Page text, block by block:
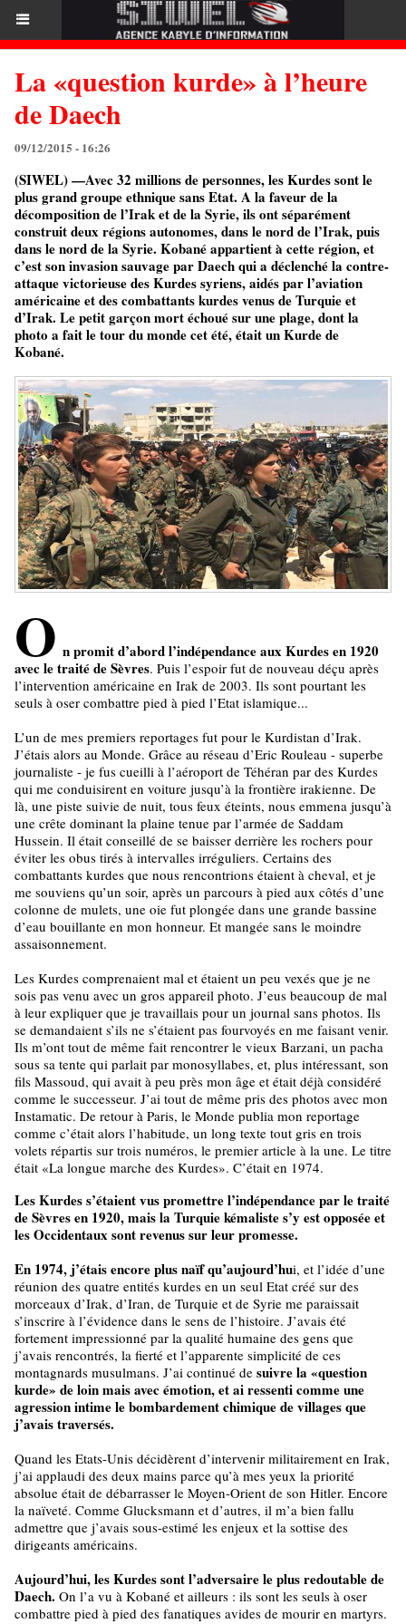
La «question kurde» à l’heure
de Daech
09/12/2015 - 16:26
(SIWEL) —Avec 32 millions de personnes, les Kurdes sont le
plus grand groupe ethnique sans Etat. A la faveur de la
décomposition de l’Irak et de la Syrie, ils ont séparément
construit deux régions autonomes, dans le nord de l’Irak, puis
dans le nord de la Syrie. Kobané appartient à cette région, et
c’est son invasion sauvage par Daech qui a déclenché la contre-
attaque victorieuse des Kurdes syriens, aidés par l’aviation
américaine et des combattants kurdes venus de Turquie et
d’Irak. Le petit garçon mort échoué sur une plage, dont la
photo a fait le tour du monde cet été, était un Kurde de
Kobané.
O n promit d’abord l’indépendance aux Kurdes en 1920
avec le traité de Sèvres. Puis l’espoir fut de nouveau déçu après
l’intervention américaine en Irak de 2003. Ils sont pourtant les
seuls à oser combattre pied à pied l’Etat islamique...
L’un de mes premiers reportages fut pour le Kurdistan d’Irak.
J’étais alors au Monde. Grâce au réseau d’Eric Rouleau - superbe
journaliste - je fus cueilli à l’aéroport de Téhéran par des Kurdes
qui me conduisirent en voiture jusqu’à la frontière irakienne. De
là, une piste suivie de nuit, tous feux éteints, nous emmena jusqu’à
une crête dominant la plaine tenue par l’armée de Saddam
Hussein. Il était conseillé de se baisser derrière les rochers pour
éviter les obus tirés à intervalles irréguliers. Certains des
combattants kurdes que nous rencontrions étaient à cheval, et je
me souviens qu’un soir, après un parcours à pied aux côtés d’une
colonne de mulets, une oie fut plongée dans une grande bassine
d’eau bouillante en mon honneur. Et mangée sans le moindre
assaisonnement.
Les Kurdes comprenaient mal et étaient un peu vexés que je ne
sois pas venu avec un gros appareil photo. J’eus beaucoup de mal
à leur expliquer que je travaillais pour un journal sans photos. Ils
se demandaient s’ils ne s’étaient pas fourvoyés en me faisant venir.
Ils m’ont tout de même fait rencontrer le vieux Barzani, un pacha
sous sa tente qui parlait par monosyllabes, et, plus intéressant, son
fils Massoud, qui avait à peu près mon âge et était déjà considéré
comme le successeur. J’ai tout de même pris des photos avec mon
Instamatic. De retour à Paris, le Monde publia mon reportage
comme c’était alors l’habitude, un long texte tout gris en trois
volets répartis sur trois numéros, le premier article à la une. Le titre
était «La longue marche des Kurdes». C’était en 1974.
Les Kurdes s’étaient vus promettre l’indépendance par le traité
de Sèvres en 1920, mais la Turquie kémaliste s’y est opposée et
les Occidentaux sont revenus sur leur promesse.
En 1974, j’étais encore plus naïf qu’aujourd’hui, et l’idée d’une
réunion des quatre entités kurdes en un seul Etat créé sur des
morceaux d’Irak, d’Iran, de Turquie et de Syrie me paraissait
s’inscrire à l’évidence dans le sens de l’histoire. J’avais été
fortement impressionné par la qualité humaine des gens que
j’avais rencontrés, la fierté et l’apparente simplicité de ces
montagnards musulmans. J’ai continué de suivre la «question
kurde» de loin mais avec émotion, et ai ressenti comme une
agression intime le bombardement chimique de villages que
j’avais traversés.
Quand les Etats-Unis décidèrent d’intervenir militairement en Irak,
j’ai applaudi des deux mains parce qu’à mes yeux la priorité
absolue était de débarrasser le Moyen-Orient de son Hitler. Encore
la naïveté. Comme Glucksmann et d’autres, il m’a bien fallu
admettre que j’avais sous-estimé les enjeux et la sottise des
dirigeants américains.
Aujourd’hui, les Kurdes sont l’adversaire le plus redoutable de
Daech. On l’a vu à Kobané et ailleurs : ils sont les seuls à oser
combattre pied à pied des fanatiques avides de mourir en martyrs.